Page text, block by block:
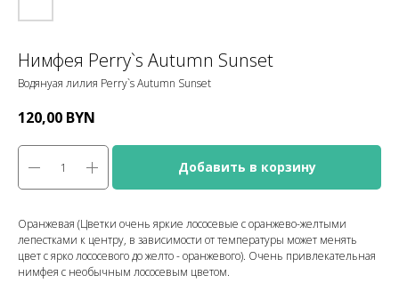
Нимфея Perry`s Autumn Sunset
Водянуая лилия Perry`s Autumn Sunset
120,00 BYN
Добавить в корзину
Оранжевая (Цветки очень яркие лососевые с оранжево-желтыми
лепестками к центру, в зависимости от температуры может менять
цвет с ярко лососевого до желто - оранжевого). Очень привлекательная
нимфея с необычным лососевым цветом.